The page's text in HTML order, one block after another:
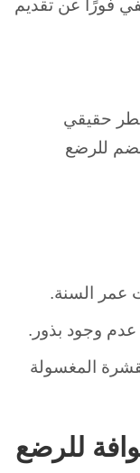
فورًا عن تقديم
حقيقي
للرضع
عمر السنة.
عدم وجود بذور.
المغسولة
للرضع